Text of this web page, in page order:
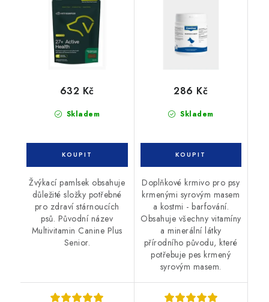
Skladem
632 Kč
Žvýkací pamlsek obsahuje
důležité složky potřebné
pro zdraví stárnoucích
psů. Původní název
Multivitamin Canine Plus
Senior.
Skladem
286 Kč
Doplňkové krmivo pro psy
krmenými syrovým masem
a kostmi - barfování.
Obsahuje všechny vitamíny
a minerální látky
přírodního původu, které
potřebuje pes krmený
syrovým masem.